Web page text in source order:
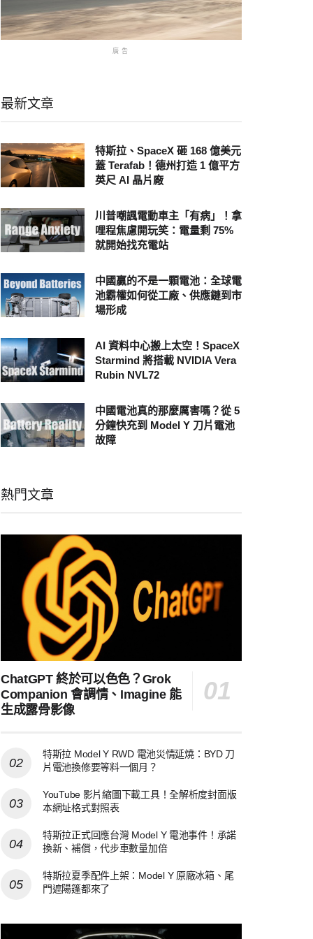
廣告
最新文章
特斯拉、SpaceX 砸 168 億美元
蓋 Terafab！德州打造 1 億平方
英尺 AI 晶片廠
川普嘲諷電動車主「有病」！拿
哩程焦慮開玩笑：電量剩 75%
就開始找充電站
中國贏的不是一顆電池：全球電
池霸權如何從工廠、供應鏈到市
場形成
AI 資料中心搬上太空！SpaceX
Starmind 將搭載 NVIDIA Vera
Rubin NVL72
中國電池真的那麼厲害嗎？從 5
分鐘快充到 Model Y 刀片電池
故障
熱門文章
ChatGPT 終於可以色色？Grok
Companion 會調情、Imagine 能
生成露骨影像
特斯拉 Model Y RWD 電池災情延燒：BYD 刀
片電池換修要等料一個月？
YouTube 影片縮圖下載工具！全解析度封面版
本網址格式對照表
特斯拉正式回應台灣 Model Y 電池事件！承諾
換新、補償，代步車數量加倍
特斯拉夏季配件上架：Model Y 原廠冰箱、尾
門遮陽篷都來了